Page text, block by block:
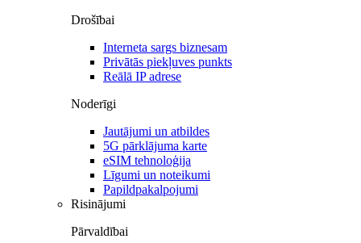
Drošībai
Interneta sargs biznesam
Privātās piekļuves punkts
Reālā IP adrese
Noderīgi
Jautājumi un atbildes
5G pārklājuma karte
eSIM tehnoloģija
Līgumi un noteikumi
Papildpakalpojumi
Risinājumi
Pārvaldībai